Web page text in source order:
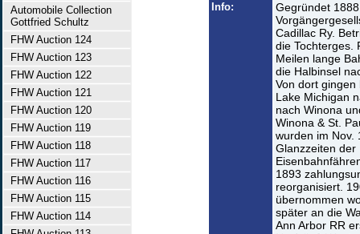
Automobile Collection
Gottfried Schultz
FHW Auction 124
FHW Auction 123
FHW Auction 122
FHW Auction 121
FHW Auction 120
FHW Auction 119
FHW Auction 118
FHW Auction 117
FHW Auction 116
FHW Auction 115
FHW Auction 114
Info:
Gegründet
Cadillac Ry.
die Tochterges.
Meilen lange
die Halbinsel
Von dort
Lake Michigan
nach Winona
Winona & St.
wurden im Nov.
Glanzzeiten der
1893
reorganisiert.
übernommen
später an die
Ann Arbor RR